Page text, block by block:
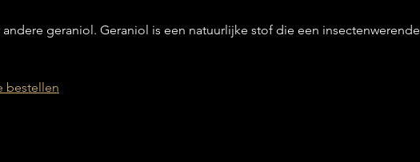
geraniol. Geraniol is een natuurlijke stof die een insectenwerende
bestellen